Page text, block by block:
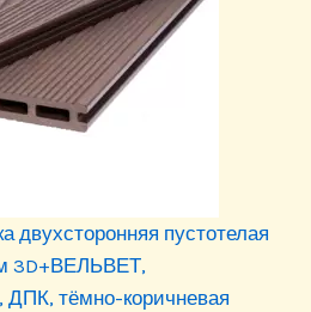
двухсторонняя пустотелая
3D+ВЕЛЬВЕТ,
тёмно-коричневая